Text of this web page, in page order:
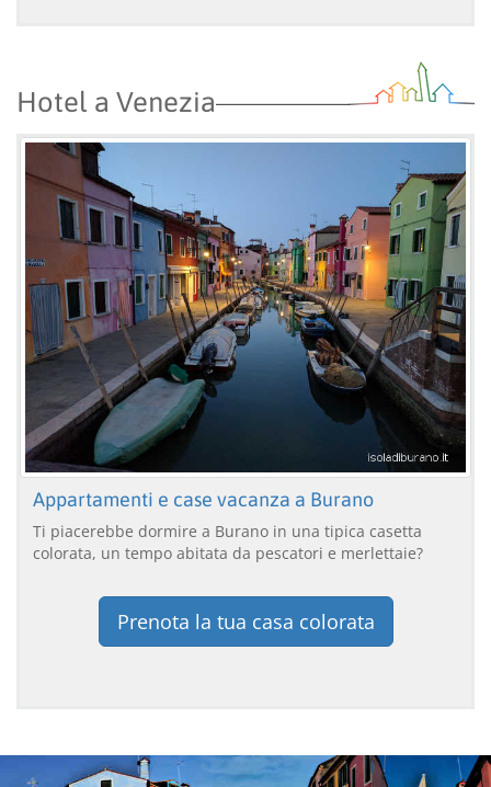
Hotel a Venezia
Appartamenti e case vacanza a Burano
Ti piacerebbe dormire a Burano in una tipica casetta
colorata, un tempo abitata da pescatori e merlettaie?
Prenota la tua casa colorata